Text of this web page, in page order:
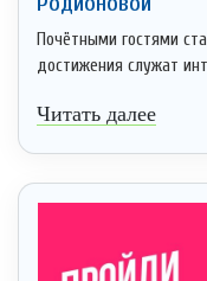
Почётными гостями
достижения служат
Читать далее